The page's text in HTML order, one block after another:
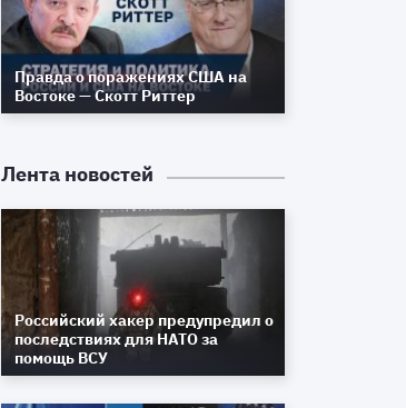
Правда о поражениях США на
Востоке — Скотт Риттер
Лента новостей
Российский хакер предупредил о
последствиях для НАТО за
помощь ВСУ